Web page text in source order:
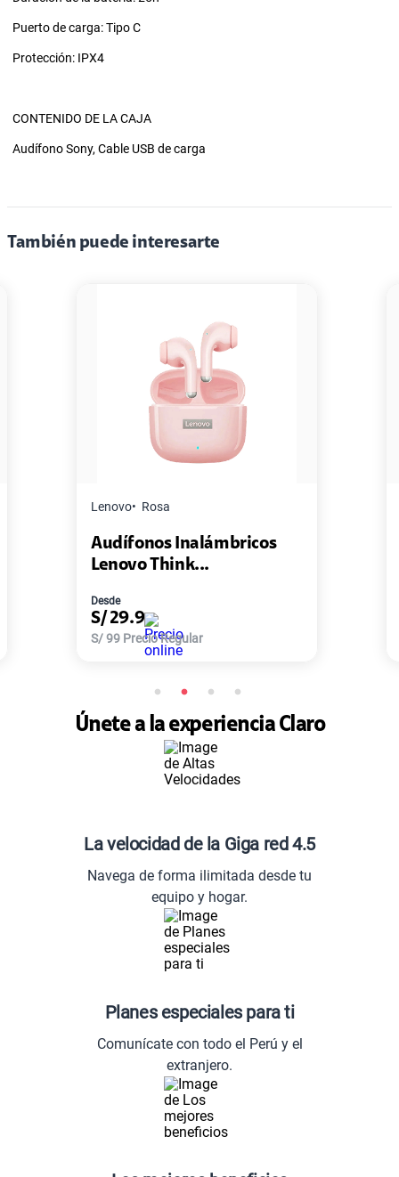
Puerto de carga: Tipo C
Protección: IPX4
CONTENIDO DE LA CAJA
Audífono Sony, Cable USB de carga
También puede interesarte
Pack de 2 Power Bank Mini
Master-G ...
S/168
Únete a la experiencia Claro
La velocidad de la Giga red 4.5
Navega de forma ilimitada desde tu
equipo y hogar.
Planes especiales para ti
Comunícate con todo el Perú y el
extranjero.